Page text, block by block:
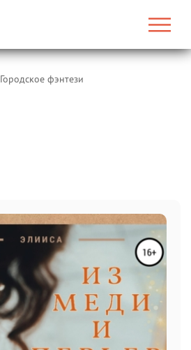
Городское фэнтези